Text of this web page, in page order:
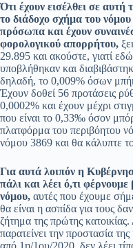
Ότι έχουν εισέλθει σε
το διάδοχο σχήμα του
πρόσωπα και έχουν
φορολογικού απορρήτου,
29.895 και ακούστε, γιατί
υποβλήθηκαν και
δηλαδή, το 0,009% όσων
Έχουν δοθεί 56 προτάσεις
0,0002% και έχουν μέχρι
που είναι το 0,33‰ όσον
πλατφόρμα του περιβόητου
νόμου 3869 και θα κάλυπτε
Για αυτά λοιπόν η
πάλι και λέει ό,τι φέρνουμε
νόμου, αυτές που έχουμε
θα είναι η ασπίδα για τους
ζήτημα της πρώτης
παρατείνει την προστασία